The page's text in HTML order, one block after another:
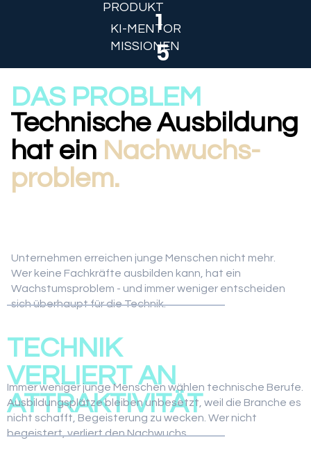
1
5
KI-MENTOR
MISSIONEN
PRODUKT
DAS PROBLEM
Technische Ausbildung
hat ein Nachwuchs-
problem.
Unternehmen erreichen junge Menschen nicht mehr.
Wer keine Fachkräfte ausbilden kann, hat ein
Wachstumsproblem - und immer weniger entscheiden
sich überhaupt für die Technik.
TECHNIK
VERLIERT AN
ATTRAKTIVITÄT
Immer weniger junge Menschen wählen technische Berufe.
Ausbildungsplätze bleiben unbesetzt, weil die Branche es
nicht schafft, Begeisterung zu wecken. Wer nicht
begeistert, verliert den Nachwuchs.